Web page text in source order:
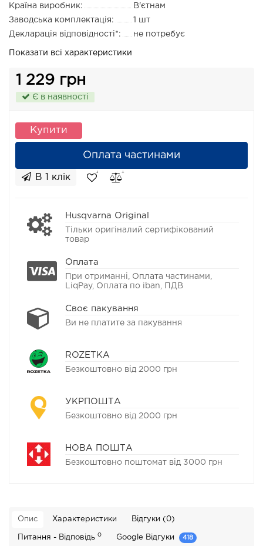
Країна виробник:
В'єтнам
Заводська комплектація:
1 шт
Декларація відповідності*:
не потребує
Показати всі характеристики
1 229 грн
Є в наявності
Купити
Оплата частинами
В 1 клік
Husqvarna Original
Тільки оригіналий сертифікований
товар
Оплата
При отриманні, Оплата частинами,
LiqPay, Оплата по iban, ПДВ
Своє пакування
Ви не платите за пакування
ROZETKA
Безкоштовно від 2000 грн
УКРПОШТА
Безкоштовно від 2000 грн
НОВА ПОШТА
Безкоштовно поштомат від 3000 грн
Опис Характеристики Відгуки (0)
Питання - Відповідь 0 Google Відгуки 418